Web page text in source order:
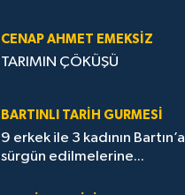
CENAP AHMET EMEKSİZ
TARIMIN ÇÖKÜŞÜ
BARTINLI TARIH GURMESI
9 erkek ile 3 kadının Bartın’a
sürgün edilmelerine...